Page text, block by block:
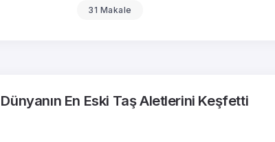
31 Makale
En Eski Taş Aletlerini Keşfetti